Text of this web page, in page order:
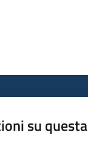
su questa